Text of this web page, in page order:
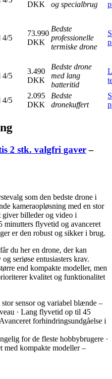
DKK
og specialbrug
4/5
73.990
DKK
Bedste
professionelle
termiske drone
4/5
3.490
DKK
Bedste drone
med lang
batteritid
4/5
2.095
DKK
Bedste
dronekuffert
2 stk. valgfri gaver–
som den bedste drone i
kameraopløsning med en stor
billeder og video i
minutters flyvetid og avanceret
er den robust og sikker i brug.
du her en drone, der kan
seriøse entusiasters krav.
end kompakte modeller, men
kvalitet og funktionalitet
stor sensor og variabel blænde –
· Lang flyvetid op til 45
forhindringsundgåelse i
for de fleste hobbybrugere ·
med kompakte modeller –